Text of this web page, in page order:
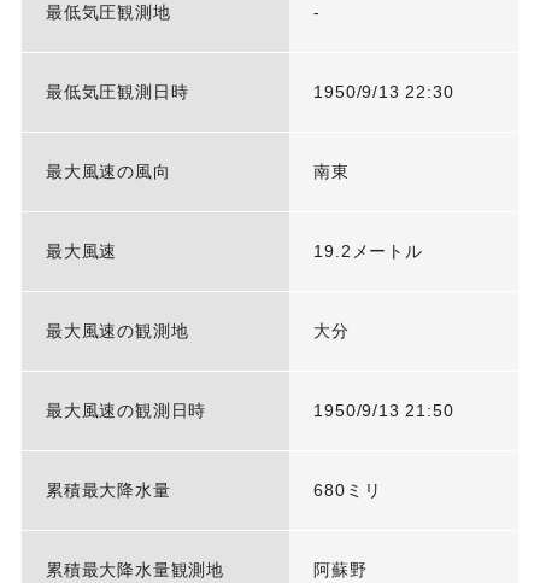
最低気圧観測地 -
最低気圧観測日時 1950/9/13 22:30
最大風速の風向 南東
最大風速 19.2メートル
最大風速の観測地 大分
最大風速の観測日時 1950/9/13 21:50
累積最大降水量 680ミリ
累積最大降水量観測地 阿蘇野